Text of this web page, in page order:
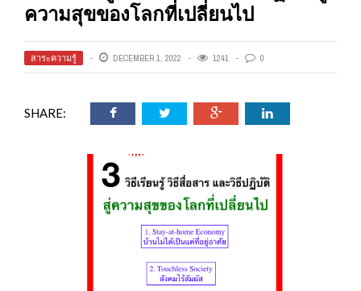
ความสุขของโลกที่เปลี่ยนไป
สาระความรู้ DECEMBER 1, 2022 1241 0
SHARE: